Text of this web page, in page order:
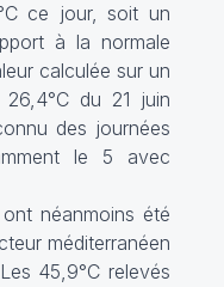
ce jour, soit un
à la normale
calculée sur un
du 21 juin
des journées
le 5 avec
néanmoins été
méditerranéen
45,9°C relevés